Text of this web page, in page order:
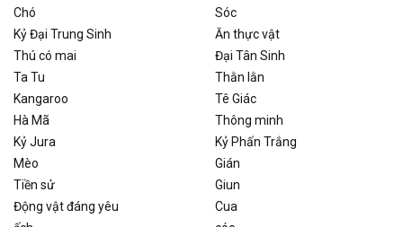
Chó
Sóc
Kỷ Đại Trung Sinh
Ăn thực vật
Thú có mai
Đại Tân Sinh
Ta Tu
Thằn lằn
Kangaroo
Tê Giác
Hà Mã
Thông minh
Kỷ Jura
Kỷ Phấn Trắng
Mèo
Gián
Tiền sử
Giun
Động vật đáng yêu
Cua